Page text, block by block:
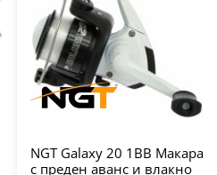
NGT Galaxy 20 1BB Макара
с преден аванс и влакно